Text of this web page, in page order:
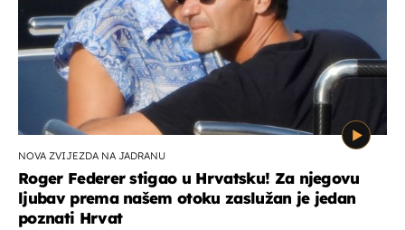
NOVA ZVIJEZDA NA JADRANU
Roger Federer stigao u Hrvatsku! Za njegovu
ljubav prema našem otoku zaslužan je jedan
poznati Hrvat